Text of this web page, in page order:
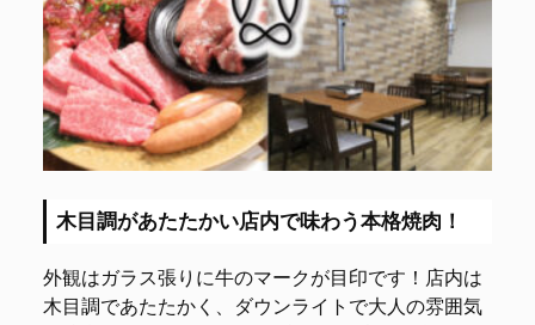
木目調があたたかい店内で味わう本格焼肉！
外観はガラス張りに牛のマークが目印です！店内は
木目調であたたかく、ダウンライトで大人の雰囲気